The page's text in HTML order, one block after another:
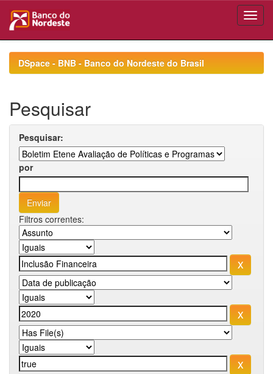
navigationDSpace - BNB - Banco do Nordeste do Brasil
Pesquisar
Pesquisar:
por
Filtros correntes: